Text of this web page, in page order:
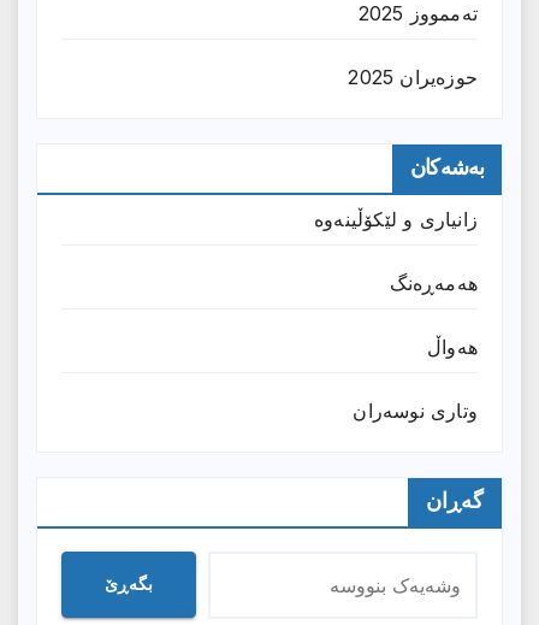
تەممووز 2025
حوزه‌یران 2025
بەشەکان
زانیارى و لێکۆڵینەوە
هەمەڕەنگ
هەواڵ
وتارى نوسەران
گەڕان
بگەڕێ